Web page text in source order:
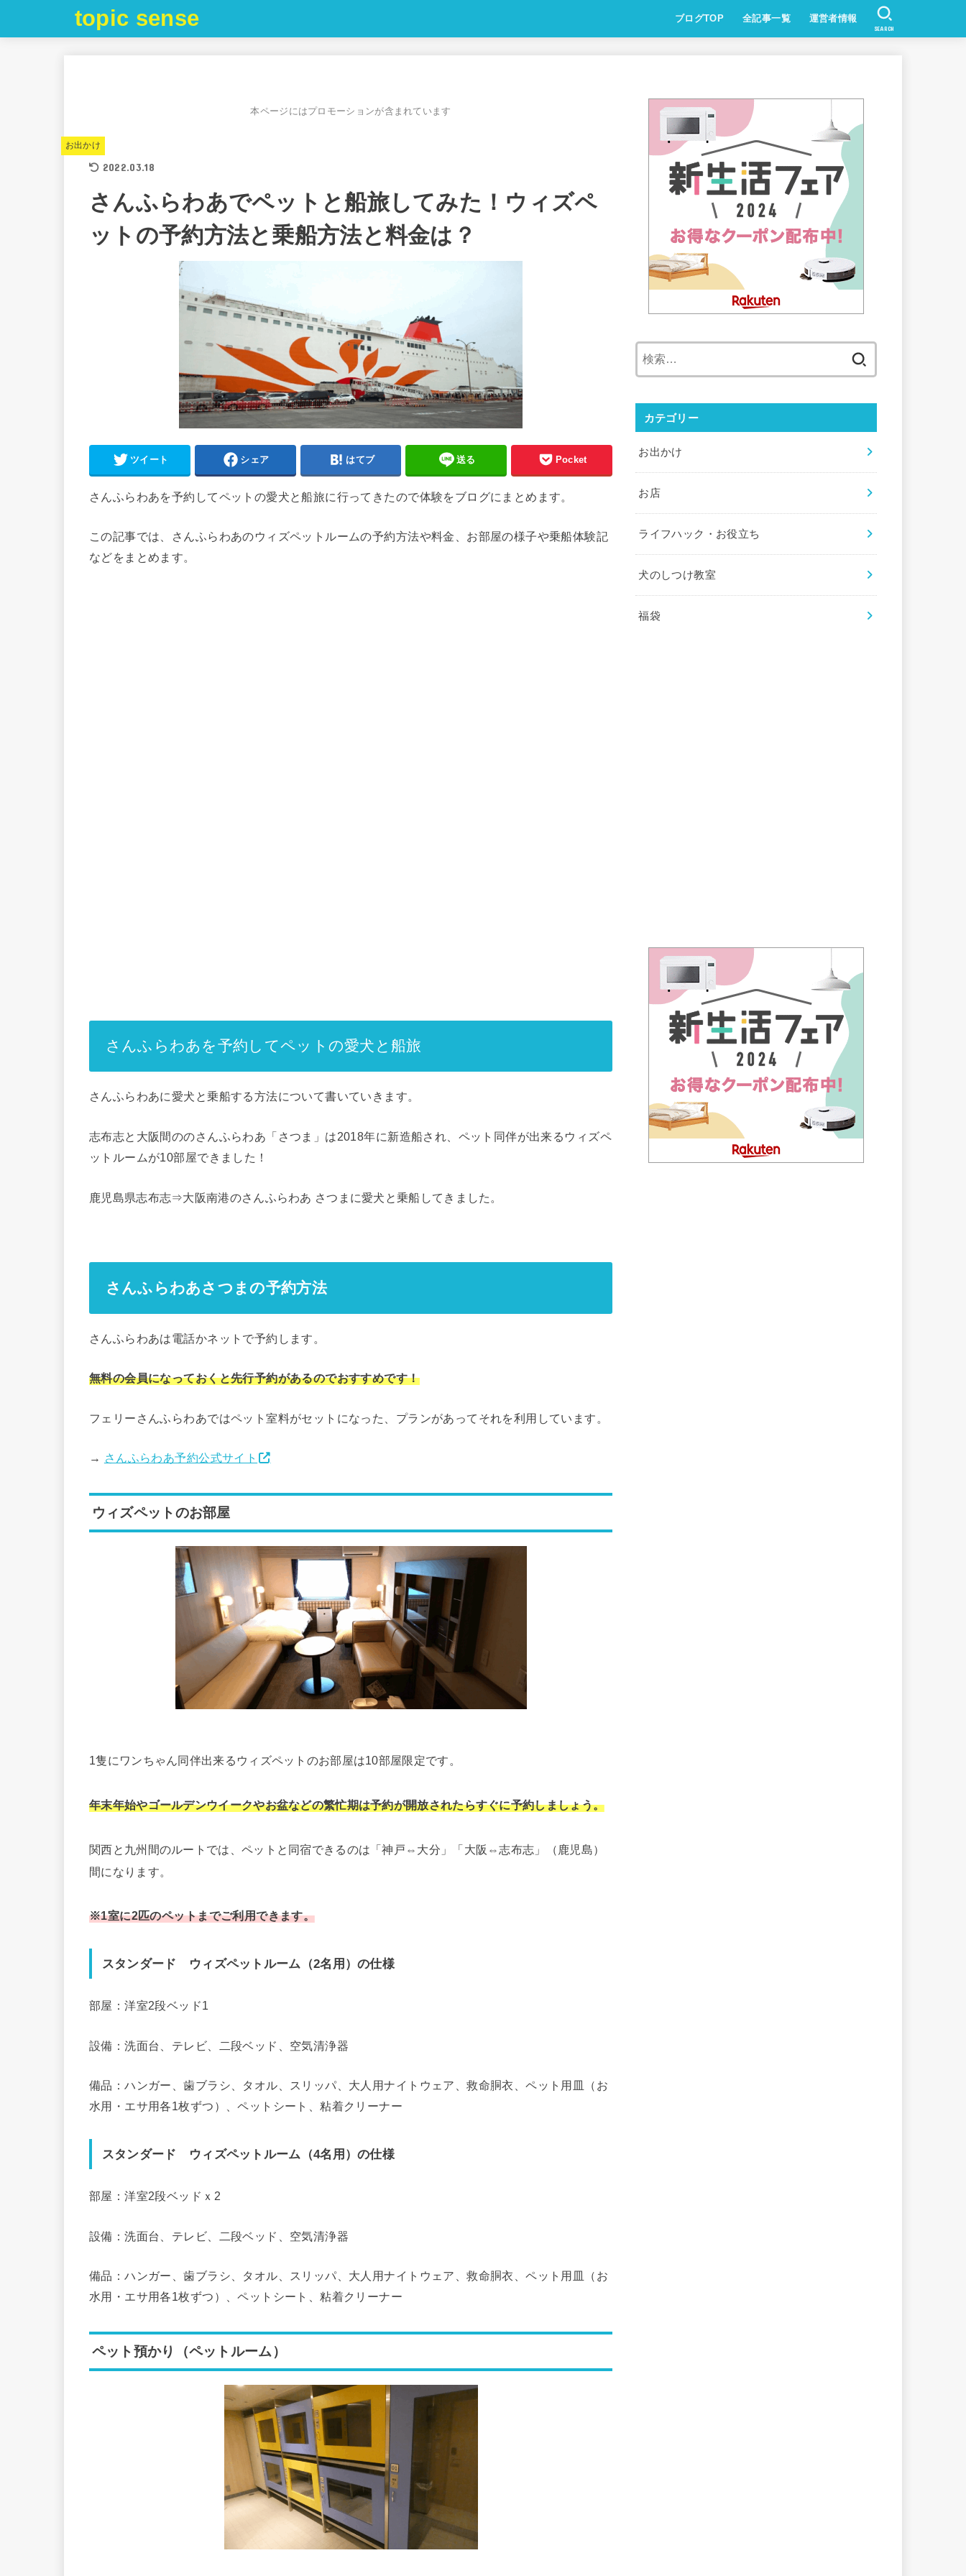
topic sense ブログTOP 全記事一覧 運営者情報
SEARCH
本ページにはプロモーションが含まれています
お出かけ
2022.03.18
さんふらわあでペットと船旅してみた！ウィズペ
ットの予約方法と乗船方法と料金は？
ツイート シェア はてブ 送る Pocket
さんふらわあを予約してペットの愛犬と船旅に行ってきたので体験をブログにまとめます。
この記事では、
さんふらわあのウィズペットルームの予約方法や料金、お部屋の様子や乗船体験記
などをまとめます。
さんふらわあを予約してペットの愛犬と船旅
さんふらわあに愛犬と乗船する方法について書いていきます。
志布志と大阪間ののさんふらわあ「さつま」は2018年に新造船され、ペット同伴が出来るウィズペ
ットルームが10部屋できました！
鹿児島県志布志⇒大阪南港のさんふらわあ さつまに愛犬と乗船してきました。
さんふらわあさつまの予約方法
さんふらわあは電話かネットで予約します。
無料の会員になっておくと先行予約があるのでおすすめです！
フェリーさんふらわあではペット室料がセットになった、プランがあってそれを利用しています。
→ さんふらわあ予約公式サイト
ウィズペットのお部屋
1隻にワンちゃん同伴出来るウィズペットのお部屋は10部屋限定です。
年末年始やゴールデンウイークやお盆などの繁忙期は予約が開放されたらすぐに予約しましょう。
関西と九州間のルートでは、ペットと同宿できるのは「神戸⇔大分」「大阪⇔志布志」（鹿児島）
間になります。
※1室に2匹のペットまでご利用できます。
スタンダード ウィズペットルーム（2名用）の仕様
部屋：洋室2段ベッド1
設備：洗面台、テレビ、二段ベッド、空気清浄器
備品：ハンガー、歯ブラシ、タオル、スリッパ、大人用ナイトウェア、救命胴衣、ペット用皿（お
水用・エサ用各1枚ずつ）、ペットシート、粘着クリーナー
スタンダード ウィズペットルーム（4名用）の仕様
部屋：洋室2段ベッドｘ2
設備：洗面台、テレビ、二段ベッド、空気清浄器
備品：ハンガー、歯ブラシ、タオル、スリッパ、大人用ナイトウェア、救命胴衣、ペット用皿（お
水用・エサ用各1枚ずつ）、ペットシート、粘着クリーナー
ペット預かり（ペットルーム）
カテゴリー
お出かけ
お店
ライフハック・お役立ち
犬のしつけ教室
福袋